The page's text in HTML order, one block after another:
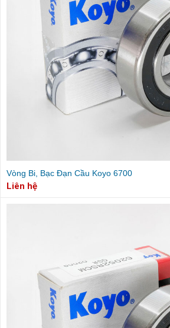
Vòng Bi, Bạc Đạn Cầu Koyo 6700
Liên hệ